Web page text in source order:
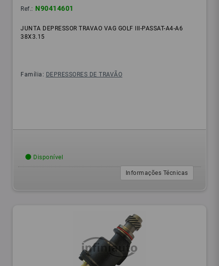
Ref.: N90414601
JUNTA DEPRESSOR TRAVAO VAG GOLF III-PASSAT-A4-A6
38X3.15
Família: DEPRESSORES DE TRAVÃO
Disponível
Informações Técnicas